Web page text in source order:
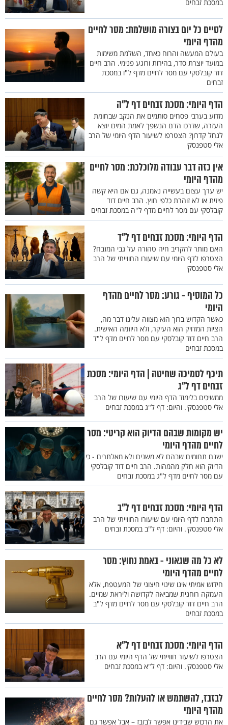
במסכת זבחים
לסיים כל יום בצורה מושלמת: מסר לחיים
מהדף היומי
בעולם המעשה והרוח כאחד, השלמת משימות
במועד יוצרת סדר, בהירות ורוגע פנימי. הרב חיים
דוד קובלסקי עם מסר לחיים מדף ל"ו במסכת
זבחים
הדף היומי: מסכת זבחים דף ל"ה
מדוע בערבי פסחים סותמים את הנקב שבחומת
העזרה, שדרכו הדם הנשפך לאמת המים יוצא
לנחל קדרון? הצטרפו לשיעור הדף היומי של הרב
אלי סטפנסקי
אין כזה דבר עבודה מלוכלכת: מסר לחיים
מהדף היומי
יש ערך עצום בעשייה נאמנה, גם אם היא קשה
פיזית או לא זוהרת כלפי חוץ. הרב חיים דוד
קובלסקי עם מסר לחיים מדף ל"ה במסכת זבחים
הדף היומי: מסכת זבחים דף ל"ד
האם מותר להקריב חיה טהורה על גבי המזבח?
הצטרפו לדף היומי עם שיעורו החווייתי של הרב
אלי סטפנסקי
כל המוסיף - גורע: מסר לחיים מהדף
היומי
כאשר הקדוש ברוך הוא מצווה עלינו דבר מה,
הציות המדויק הוא העיקר, ולא היוזמה האישית.
הרב חיים דוד קובלסקי עם מסר לחיים מדף ל"ד
במסכת זבחים
תיכף לסמיכה שחיטה | הדף היומי: מסכת
זבחים דף ל"ג
ממשיכים בלימוד הדף היומי עם שיעורו של הרב
אלי סטפנסקי. והיום: דף ל"ג במסכת זבחים
יש מקומות שבהם הדיוק הוא קריטי: מסר
לחיים מהדף היומי
ישנם תחומים שבהם לא משנים ולא מאלתרים - כי
הדיוק הוא חלק מהמהות. הרב חיים דוד קובלסקי
עם מסר לחיים מדף ל"ג במסכת זבחים
הדף היומי: מסכת זבחים דף ל"ב
התחברו לדף היומי עם שיעורו החווייתי של הרב
אלי סטפנסקי. והיום: דף ל"ב במסכת זבחים
לא כל מה שגאוני - באמת נחוץ: מסר
לחיים מהדף היומי
חידוש אמיתי אינו שינוי חיצוני של המעטפת, אלא
העמקה רוחנית שמביאה לקדושה וליראת שמיים.
הרב חיים דוד קובלסקי עם מסר לחיים מדף ל"ב
במסכת זבחים
הדף היומי: מסכת זבחים דף ל"א
הצטרפו לשיעור חווייתי של הדף היומי עם הרב
אלי סטפנסקי. והיום: דף ל"א במסכת זבחים
לבזבז, להשתמש או להעלות? מסר לחיים
מהדף היומי
את הרכוש שבידינו אפשר לבזבז – אבל אפשר גם